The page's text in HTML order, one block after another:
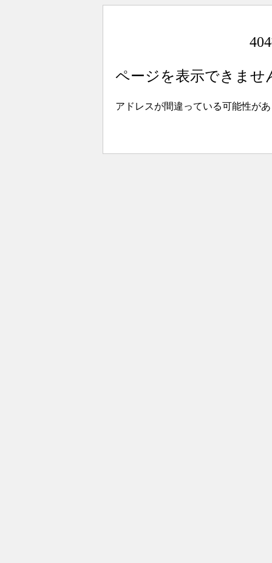
ページを表示できませ
アドレスが間違っている可能性が